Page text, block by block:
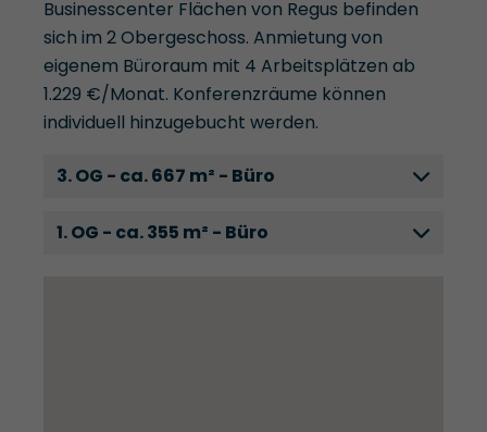
Businesscenter Flächen von Regus befinden
sich im 2 Obergeschoss. Anmietung von
eigenem Büroraum mit 4 Arbeitsplätzen ab
1.229 €/Monat. Konferenzräume können
individuell hinzugebucht werden.
3. OG - ca. 667 m² - Büro
1. OG - ca. 355 m² - Büro